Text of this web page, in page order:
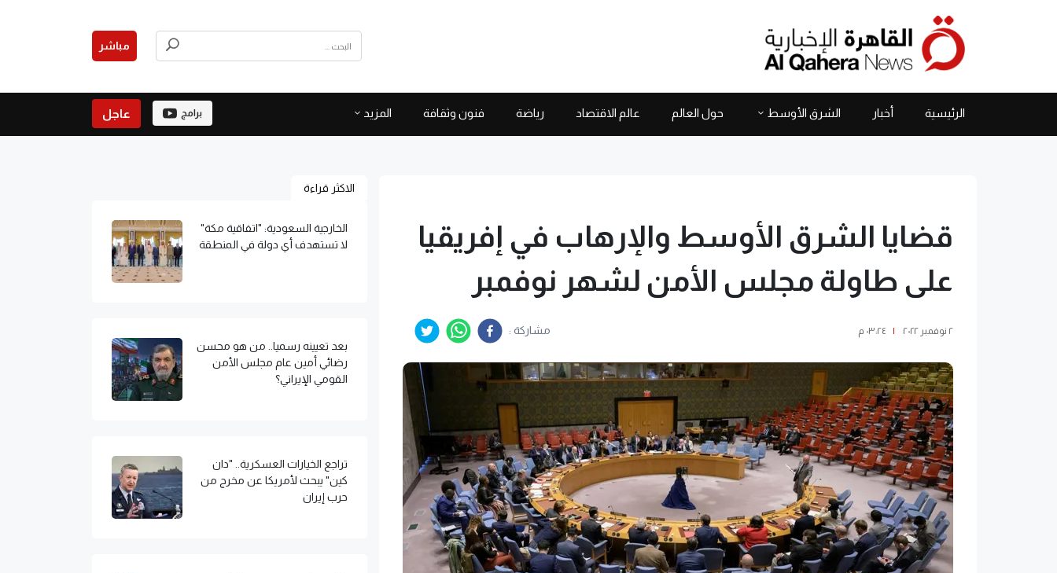
مباشر
الرئيسية أخبار الشرق الأوسط حول العالم عالم الاقتصاد رياضة فنون وثقافة المزيد برامج عاجل
قضايا الشرق الأوسط والإرهاب في إفريقيا
على طاولة مجلس الأمن لشهر نوفمبر
٢ نوفمبر ٢٠٢٢ | ٠٣:٢٤ م مشاركة :
الاكثر قراءة
الخارجية السعودية: "اتفاقية مكة"
لا تستهدف أي دولة في المنطقة
بعد تعيينه رسميا.. من هو محسن
رضائي أمين عام مجلس الأمن
القومي الإيراني؟
تراجع الخيارات العسكرية.. "دان
كين" يبحث لأمريكا عن مخرج من
حرب إيران